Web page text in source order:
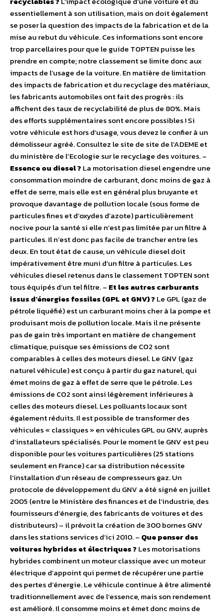
essentiellement à son utilisation, mais on doit également
se poser la question des impacts de la fabrication et de la
mise au rebut du véhicule. Ces informations sont encore
trop parcellaires pour que le guide TOPTEN puisse les
prendre en compte; notre classement se limite donc aux
impacts de l’usage de la voiture. En matière de limitation
des impacts de fabrication et du recyclage des matériaux,
les fabricants automobiles ont fait des progrès : ils
affichent des taux de recyclabilité de plus de 80%. Mais
des efforts supplémentaires sont encore possibles ! Si
votre véhicule est hors d’usage, vous devez le confier à un
démolisseur agréé. Consultez le site de site de l’ADEME et
du ministère de l’Ecologie sur le recyclage des voitures. –
Essence ou diesel ? La motorisation diesel engendre une
consommation moindre de carburant, donc moins de gaz à
effet de serre, mais elle est en général plus bruyante et
provoque davantage de pollution locale (sous forme de
particules fines et d’oxydes d’azote) particulièrement
nocive pour la santé si elle n’est pas limitée par un filtre à
particules. Il n’est donc pas facile de trancher entre les
deux. En tout état de cause, un véhicule diesel doit
impérativement être muni d’un filtre à particules. Les
véhicules diesel retenus dans le classement TOPTEN sont
tous équipés d’un tel filtre. – Et les autres carburants
issus d’énergies fossiles (GPL et GNV) ? Le GPL (gaz de
pétrole liquéfié) est un carburant moins cher à la pompe et
produisant mois de pollution locale. Mais il ne présente
pas de gain très important en matière de changement
climatique, puisque ses émissions de CO2 sont
comparables à celles des moteurs diesel. Le GNV (gaz
naturel véhicule) est conçu à partir du gaz naturel, qui
émet moins de gaz à effet de serre que le pétrole. Les
émissions de CO2 sont ainsi légèrement inférieures à
celles des moteurs diesel. Les polluants locaux sont
également réduits. Il est possible de transformer des
véhicules « classiques » en véhicules GPL ou GNV, auprès
d’installateurs spécialisés. Pour le moment le GNV est peu
disponible pour les voitures particulières (25 stations
seulement en France) car sa distribution nécessite
l’installation d’un réseau de compresseurs gaz. Un
protocole de développement du GNV a été signé en juillet
2005 (entre le Ministère des finances et de l’industrie, des
fournisseurs d’énergie, des fabricants de voitures et des
distributeurs) – il prévoit la création de 300 bornes GNV
dans les stations services d’ici 2010. – Que penser des
voitures hybrides et électriques ? Les motorisations
hybrides combinent un moteur classique avec un moteur
électrique d’appoint qui permet de récupérer une partie
des pertes d’énergie. Le véhicule continue à être alimenté
traditionnellement avec de l’essence, mais son rendement
est amélioré. Il consomme moins et émet donc moins de